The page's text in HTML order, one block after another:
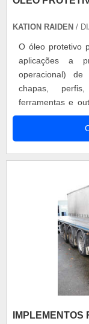
KATION RAIDEN /
O óleo protetivo
aplicações a
operacional) de
chapas,
ferramentas e
variações
0,805, cor:
Espessura do